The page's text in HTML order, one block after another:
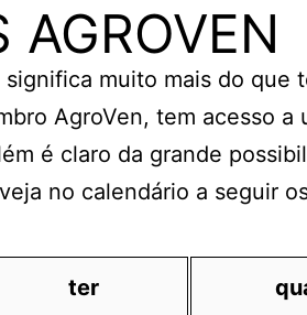
AGROVEN
muito mais do
AgroVen, tem acesso
é claro da grande
no calendário a seguir
ter